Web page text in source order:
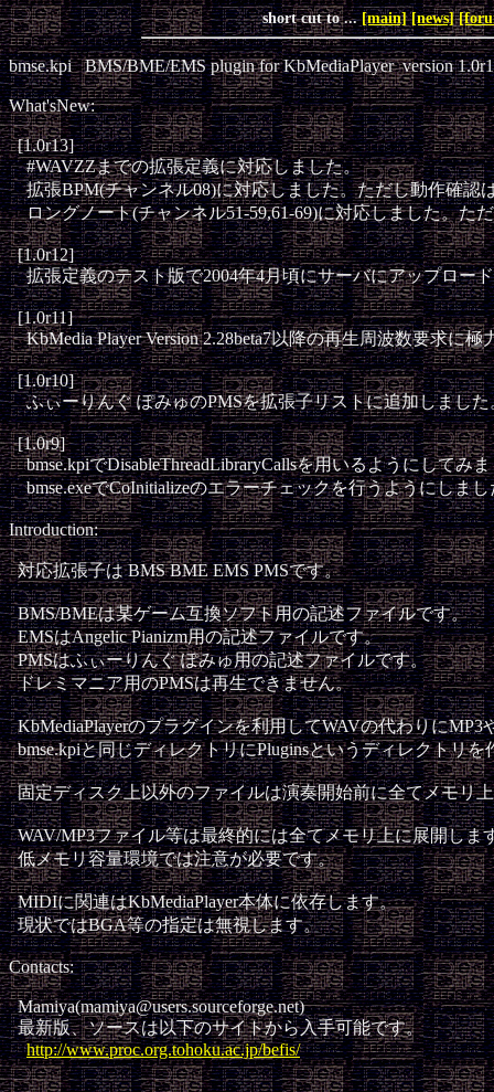
short cut to ...[main] [news]
bmse.kpi   BMS/BME/EMS plugin for KbMediaPlayer  version
What'sNew:
  [1.0r13]
    #WAVZZまでの拡張定義に対応しました。
拡張BPM(チャンネル08)に対応しました。ただし動作確認
ロングノート(チャンネル51-59,61-69)に対応しました。
  [1.0r12]
拡張定義のテスト版で2004年4月頃にサーバにアップロ
  [1.0r11]
KbMedia Player Version 2.28beta7以降の再生周波数要求に
  [1.0r10]
ふぃーりんぐ ぽみゅのPMSを拡張子リストに追加しまし
  [1.0r9]
bmse.kpiでDisableThreadLibraryCallsを用いるようにしてみ
bmse.exeでCoInitializeのエラーチェックを行うようにしま
Introduction:
  対応拡張子は BMS BME EMS PMSです。
  BMS/BMEは某ゲーム互換ソフト用の記述ファイルです。
  EMSはAngelic Pianizm用の記述ファイルです。
  PMSはふぃーりんぐ ぽみゅ用の記述ファイルです。
  ドレミマニア用のPMSは再生できません。
KbMediaPlayerのプラグインを利用してWAVの代わりに
bmse.kpiと同じディレクトリにPluginsというディレクト
固定ディスク上以外のファイルは演奏開始前に全てメモリ
WAV/MP3ファイル等は最終的には全てメモリ上に展開しま
  低メモリ容量環境では注意が必要です。
  MIDIに関連はKbMediaPlayer本体に依存します。
  現状ではBGA等の指定は無視します。
Contacts:
  Mamiya(mamiya@users.sourceforge.net)
  最新版、ソースは以下のサイトから入手可能です。
http://www.proc.org.tohoku.ac.jp/befis/